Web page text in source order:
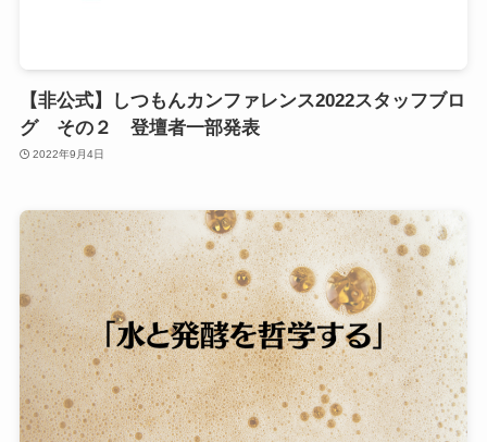
【非公式】しつもんカンファレンス2022スタッフブロ
グ その２ 登壇者一部発表
2022年9月4日